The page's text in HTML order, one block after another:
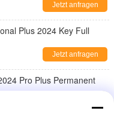
Jetzt anfragen
Plus 2024 Key Full
Jetzt anfragen
Pro Plus Permanent